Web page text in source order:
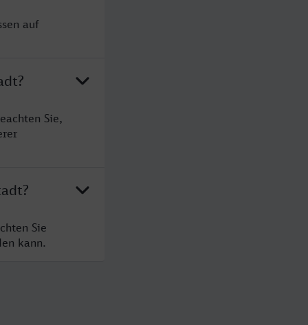
auf
Sie,
Sie
kann.